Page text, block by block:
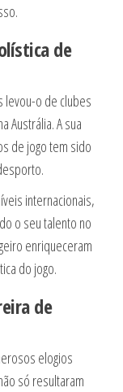
de
levou-o de clubes
Austrália. A sua
de jogo tem sido
internacionais,
o seu talento no
enriqueceram
do jogo.
de
elogios
só resultaram